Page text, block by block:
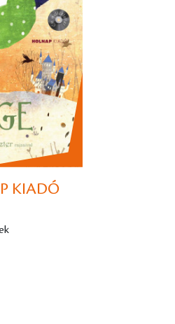
KIADÓ